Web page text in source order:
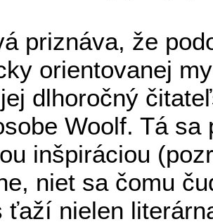
priznáva, že
orientovanej
dlhoročný
Woolf. Tá
inšpiráciou
niet sa čomu
ťaží nielen